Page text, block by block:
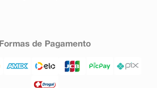
Formas de Pagamento